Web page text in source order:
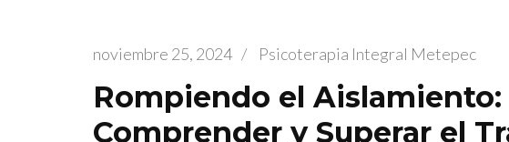
noviembre 25, 2024 / Psicoterapia Integral Metepec
Rompiendo el Aislamiento:
Comprender y Superar el